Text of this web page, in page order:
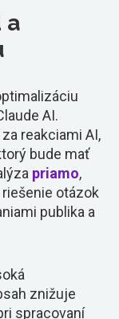
a
AI.
reakciami AI,
bude mať
priamo,
otázok
publika a
znižuje
spracovaní